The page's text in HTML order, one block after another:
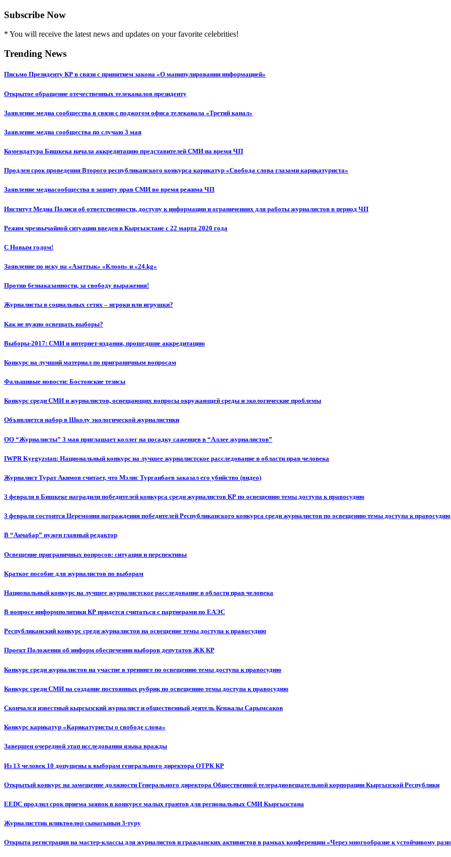
Subscribe Now
* You will receive the latest news and updates on your favorite celebrities!
Trending News
Письмо Президенту КР в связи с принятием закона «О манипулировании информацией»
Открытое обращение отечественных телеканалов президенту
Заявление медиа сообщества в связи с поджогом офиса телеканала «Третий канал»
Заявление медиа сообщества по случаю 3 мая
Комендатура Бишкека начала аккредитацию представителей СМИ на время ЧП
Продлен срок проведения Второго республиканского конкурса карикатур «Свобода слова глазами карикатуриста»
Заявление медиасообщества в защиту прав СМИ во время режима ЧП
Институт Медиа Полиси об ответственности, доступу к информации и ограничениях для работы журналистов в период ЧП
Режим чрезвычайной ситуации введен в Кыргызстане с 22 марта 2020 года
С Новым годом!
Заявление по иску на «Азаттык» «Клооп» и «24.kg»
Против безнаказанности, за свободу выражения!
Журналисты в социальных сетях – игроки или игрушки?
Как не нужно освещать выборы?
Выборы-2017: СМИ и интернет-издания, прошедшие аккредитацию
Конкурс на лучший материал по приграничным вопросам
Фальшивые новости: Бостонские тезисы
Конкурс среди СМИ и журналистов, освещающих вопросы окружающей среды и экологические проблемы
Объявляется набор в Школу экологической журналистики
ОО “Журналисты” 3 мая приглашает коллег на посадку саженцев в “Аллее журналистов”
IWPR Kyrgyzstan: Национальный конкурс на лучшее журналистское расследование в области прав человека
Журналист Турат Акимов считает, что Мэлис Турганбаев заказал его убийство (видео)
3 февраля в Бишкеке наградили победителей конкурса среди журналистов КР по освещению темы доступа к правосудию
3 февраля состоится Церемония награждения победителей Республиканского конкурса среди журналистов по освещению темы доступа к правосудию
В “Акчабар” нужен главный редактор
Освещение приграничных вопросов: ситуация и перспективы
Краткое пособие для журналистов по выборам
Национальный конкурс на лучшее журналистское расследование в области прав человека
В вопросе информполитики КР придется считаться с партнерами по ЕАЭС
Республиканский конкурс среди журналистов на освещение темы доступа к правосудию
Проект Положения об информ обеспечении выборов депутатов ЖК КР
Конкурс среди журналистов на участие в тренинге по освещению темы доступа к правосудию
Конкурс среди СМИ на создание постоянных рубрик по освещению темы доступа к правосудию
Скончался известный кыргызский журналист и общественный деятель Кенжалы Сарымсаков
Конкурс карикатур «Карикатуристы о свободе слова»
Завершен очередной этап исследования языка вражды
Из 13 человек 10 допущены к выборам генерального директора ОТРК КР
Открытый конкурс на замещение должности Генерального директора Общественной телерадиовещательной корпорации Кыргызской Республики
EEDC продлил срок приема заявок в конкурсе малых грантов для региональных СМИ Кыргызстана
Журналисттик иликтөөлөр сынагынын 3-туру
Открыта регистрация на мастер-классы для журналистов и гражданских активистов в рамках конференции «Через многообразие к устойчивому